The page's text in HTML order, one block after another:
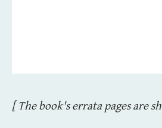
[ The book's errata pages are